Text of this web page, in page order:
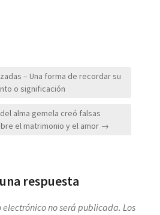
– Una forma de recordar su
o significación
alma gemela creó falsas
el matrimonio y el amor →
respuesta
electrónico no será publicada. Los